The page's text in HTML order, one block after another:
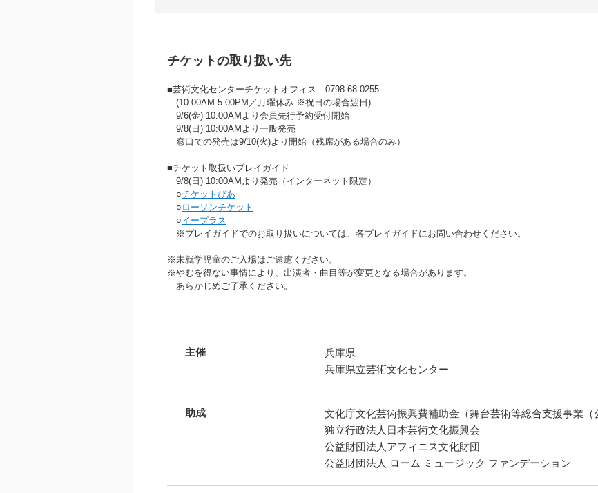
チケットの取り扱い先
■芸術文化センターチケットオフィス 0798-68-0255
(10:00AM‐5:00PM／月曜休み ※祝日の場合翌日)
9/6(金) 10:00AMより会員先行予約受付開始
9/8(日) 10:00AMより一般発売
窓口での発売は9/10(火)より開始（残席がある場合のみ）
■チケット取扱いプレイガイド
9/8(日) 10:00AMより発売（インターネット限定）
○チケットぴあ
○ ローソンチケット
○イープラス
※プレイガイドでのお取り扱いについては、各プレイガイドにお問い合わせください。
※未就学児童のご入場はご遠慮ください。
※やむを得ない事情により、出演者・曲目等が変更となる場合があります。
あらかじめご了承ください。
主催
兵庫県
兵庫県立芸術文化センター
助成
文化庁文化芸術振興費補助金（舞台芸術等総合支援事業（
独立行政法人日本芸術文化振興会
公益財団法人アフィニス文化財団
公益財団法人 ローム ミュージック ファンデーション